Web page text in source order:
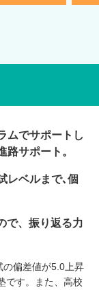
の登校にした
夫をしながら卒
ません。症状に
合わせくださ
ムでサポートし
路サポート。
レベルまで､個
で、振り返る力
の偏差値が5.0上昇
です。また、高校